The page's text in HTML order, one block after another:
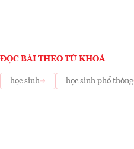
ĐỌC BÀI THEO TỪ KHOÁ
học sinh học sinh phổ thông